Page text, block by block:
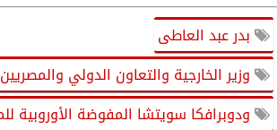
بدر عبد العاطى
وزير الخارجية والتعاون الدولي والمصريين
ودوبرافكا سويتشا المفوضة الأوروبية